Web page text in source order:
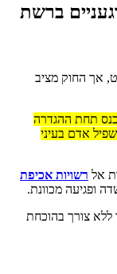
ברשת
אך החוק מציב
תחת ההגדרה
להשפיל אדם בעיני
אל רשויות אכיפת
ופגיעה מכוונת.
ללא צורך בהוכחת